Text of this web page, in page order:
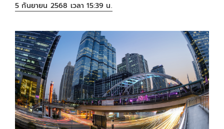
5 กันยายน 2568 เวลา 15:39 น.